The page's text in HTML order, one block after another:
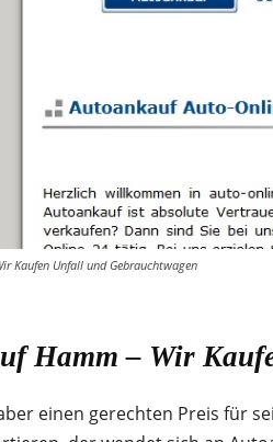
Kaufen Unfall und Gebrauchtwagen
Hamm – Wir
einen gerechten Preis für